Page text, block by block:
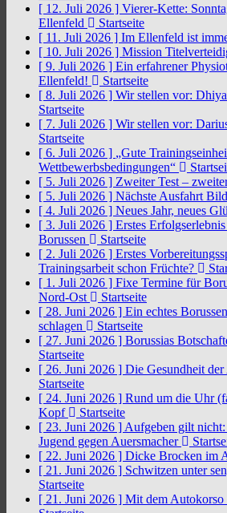
[ 12. Juli 2026 ] Vierer-Kette:
Ellenfeld
Startseite
[ 11. Juli 2026 ] Im Ellenfeld ist
[ 10. Juli 2026 ] Mission
[ 9. Juli 2026 ] Ein erfahrener
Ellenfeld!
Startseite
[ 8. Juli 2026 ] Wir stellen vor:
Startseite
[ 7. Juli 2026 ] Wir stellen vor:
Startseite
[ 6. Juli 2026 ] „Gute
Wettbewerbsbedingungen“
[ 5. Juli 2026 ] Zweiter Test –
[ 5. Juli 2026 ] Nächste Ausfahrt
[ 4. Juli 2026 ] Neues Jahr, neues
[ 3. Juli 2026 ] Erstes
Borussen
Startseite
[ 2. Juli 2026 ] Erstes
Trainingsarbeit schon Früchte?
[ 1. Juli 2026 ] Fixe Termine für
Nord-Ost
Startseite
[ 28. Juni 2026 ] Ein echtes
schlagen
Startseite
[ 27. Juni 2026 ] Borussias
Startseite
[ 26. Juni 2026 ] Die Gesundheit
Startseite
[ 24. Juni 2026 ] Rund um die Uhr
Kopf
Startseite
[ 23. Juni 2026 ] Aufgeben gilt
Jugend gegen Auersmacher
[ 22. Juni 2026 ] Dicke Brocken im
[ 21. Juni 2026 ] Schwitzen unter
Startseite
[ 21. Juni 2026 ] Mit dem Autokorso